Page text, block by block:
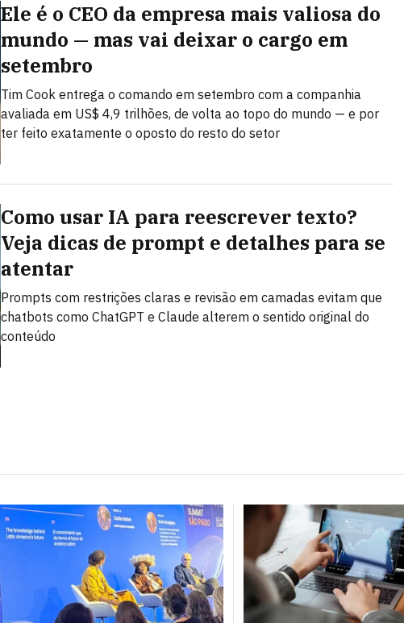
Ele é o CEO da empresa mais valiosa do
mundo — mas vai deixar o cargo em
setembro
Tim Cook entrega o comando em setembro com a companhia
avaliada em US$ 4,9 trilhões, de volta ao topo do mundo — e por
ter feito exatamente o oposto do resto do setor
Como usar IA para reescrever texto?
Veja dicas de prompt e detalhes para se
atentar
Prompts com restrições claras e revisão em camadas evitam que
chatbots como ChatGPT e Claude alterem o sentido original do
conteúdo